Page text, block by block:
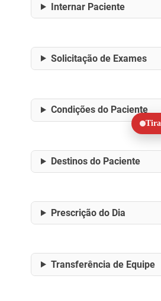
Internar Paciente
Solicitação de Exames
Condições do Paciente
Destinos do Paciente
Prescrição do Dia
Transferência de Equipe